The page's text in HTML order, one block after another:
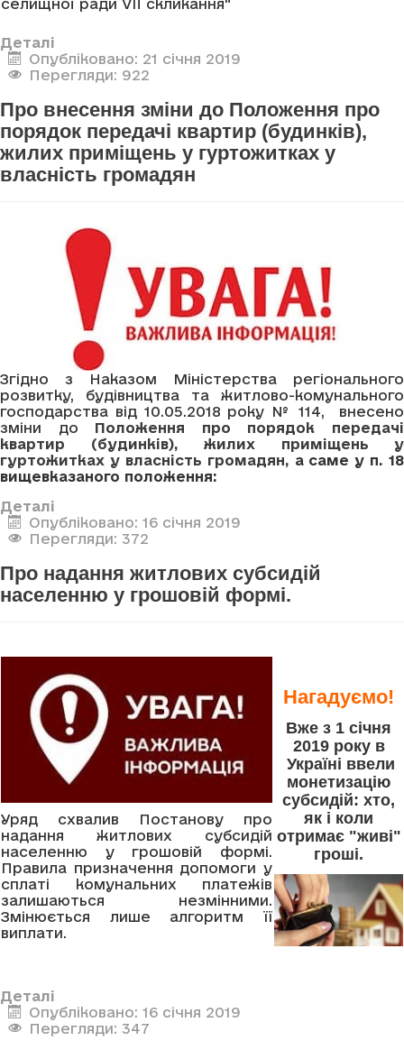
селищної ради VII скликання"
Деталі
Опубліковано: 21 січня 2019
Перегляди: 922
Про внесення зміни до Положення про
порядок передачі квартир (будинків),
жилих приміщень у гуртожитках у
власність громадян
Згідно з Наказом Міністерства регіонального
розвитку, будівництва та житлово-комунального
господарства від 10.05.2018 року № 114, внесено
зміни до Положення про порядок передачі
квартир (будинків), жилих приміщень у
гуртожитках у власність громадян, а саме у п. 18
вищевказаного положення:
Деталі
Опубліковано: 16 січня 2019
Перегляди: 372
Про надання житлових субсидій
населенню у грошовій формі.
Уряд схвалив Постанову про
надання житлових субсидій
населенню у грошовій формі.
Правила призначення допомоги у
сплаті комунальних платежів
залишаються незмінними.
Змінюється лише алгоритм її
виплати.
Нагадуємо!
Вже з 1 січня
2019 року в
Україні ввели
монетизацію
субсидій: хто,
як і коли
отримає "живі"
гроші.
Деталі
Опубліковано: 16 січня 2019
Перегляди: 347